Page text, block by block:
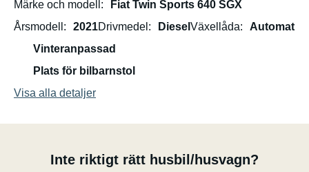
och är kraftfull i bergen. Bekväm, stor säng (på längden)
för en vilsam sömn, även för längre gäster.
Fullt utrustat kök. Stort kylskåp med frysfack.
Gott om förvaringsutrymme, allt är lätt att använda och
Märke och modell
Fiat Twin Sports 640 SGX
Årsmodell
2021Drivmedel Diesel Växellåda
Automat
Vinteranpassad
Plats för bilbarnstol
Visa alla detaljer
Inte riktigt rätt husbil/husvagn?